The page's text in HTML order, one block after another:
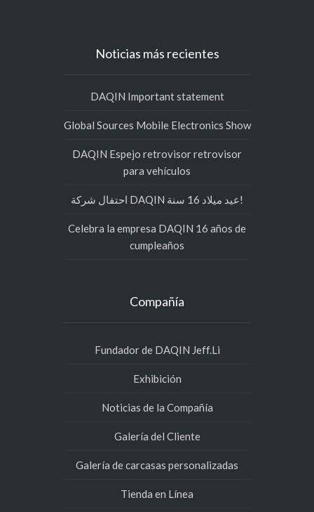
Noticias más recientes
DAQIN Important statement
Global Sources Mobile Electronics Show
DAQIN Espejo retrovisor retrovisor
para vehículos
احتفال شركة DAQIN عيد ميلاد 16 سنة!
Celebra la empresa DAQIN 16 años de
cumpleaños
Compañía
Fundador de DAQIN Jeff.Li
Exhibición
Noticias de la Compañía
Galería del Cliente
Galería de carcasas personalizadas
Tienda en Línea